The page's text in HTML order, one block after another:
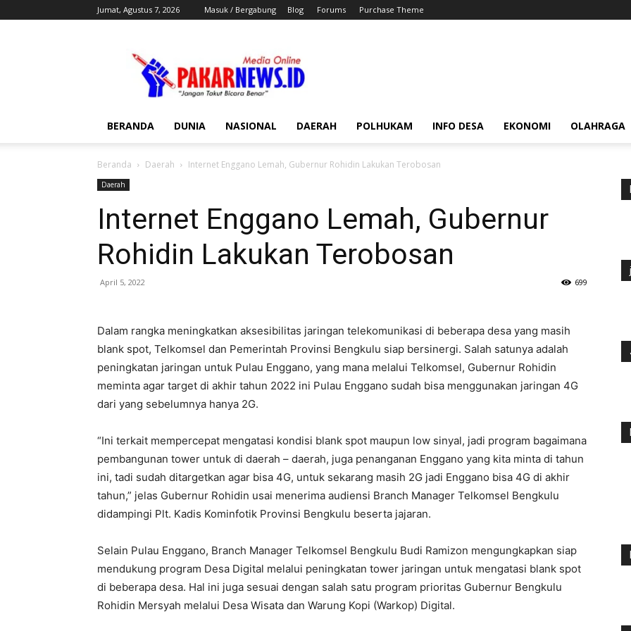
Jumat, Agustus 7, 2026 Masuk / Bergabung Blog Forums Purchase Theme
BERANDA DUNIA NASIONAL DAERAH POLHUKAM INFO DESA EKONOMI OLAHRAGA
Beranda Daerah Internet Enggano Lemah, Gubernur Rohidin Lakukan Terobosan
Daerah
Internet Enggano Lemah, Gubernur
Rohidin Lakukan Terobosan
April 5, 2022 699
Dalam rangka meningkatkan aksesibilitas jaringan telekomunikasi di beberapa desa yang masih
blank spot, Telkomsel dan Pemerintah Provinsi Bengkulu siap bersinergi. Salah satunya adalah
peningkatan jaringan untuk Pulau Enggano, yang mana melalui Telkomsel, Gubernur Rohidin
meminta agar target di akhir tahun 2022 ini Pulau Enggano sudah bisa menggunakan jaringan 4G
dari yang sebelumnya hanya 2G.
“Ini terkait mempercepat mengatasi kondisi blank spot maupun low sinyal, jadi program bagaimana
pembangunan tower untuk di daerah – daerah, juga penanganan Enggano yang kita minta di tahun
ini, tadi sudah ditargetkan agar bisa 4G, untuk sekarang masih 2G jadi Enggano bisa 4G di akhir
tahun,” jelas Gubernur Rohidin usai menerima audiensi Branch Manager Telkomsel Bengkulu
didampingi Plt. Kadis Kominfotik Provinsi Bengkulu beserta jajaran.
Selain Pulau Enggano, Branch Manager Telkomsel Bengkulu Budi Ramizon mengungkapkan siap
mendukung program Desa Digital melalui peningkatan tower jaringan untuk mengatasi blank spot
di beberapa desa. Hal ini juga sesuai dengan salah satu program prioritas Gubernur Bengkulu
Rohidin Mersyah melalui Desa Wisata dan Warung Kopi (Warkop) Digital.